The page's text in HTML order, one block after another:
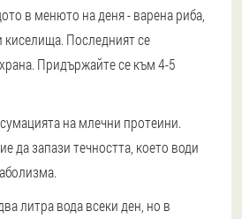
в менюто на деня - варена риба,
киселища. Последният се
Придържайте се към 4-5
на млечни протеини.
да запази течността, което води
литра вода всеки ден, но в